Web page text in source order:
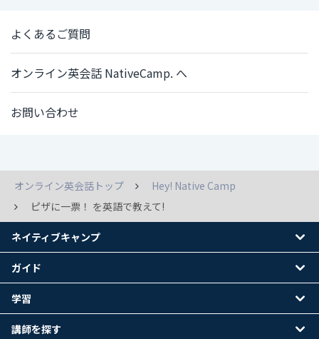
よくあるご質問
オンライン英会話 NativeCamp. へ
お問い合わせ
オンライン英会話トップ
Hey! Native Camp
ピザに一票！ を英語で教えて!
ネイティブキャンプ
ガイド
学習
講師を探す